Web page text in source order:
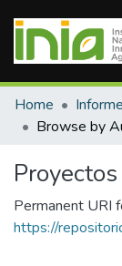
Communities &
All of DSpace
Home
Browse by
Proyectos
Permanent URI
https://